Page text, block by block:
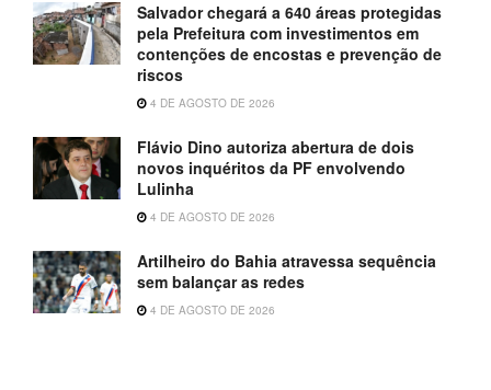
Salvador chegará a 640 áreas protegidas
pela Prefeitura com investimentos em
contenções de encostas e prevenção de
riscos
4 DE AGOSTO DE 2026
Flávio Dino autoriza abertura de dois
novos inquéritos da PF envolvendo
Lulinha
4 DE AGOSTO DE 2026
Artilheiro do Bahia atravessa sequência
sem balançar as redes
4 DE AGOSTO DE 2026